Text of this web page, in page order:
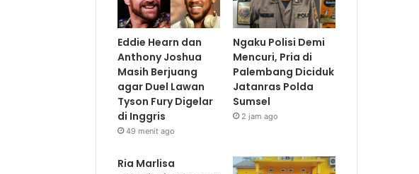
Eddie Hearn dan
Anthony Joshua
Masih Berjuang
agar Duel Lawan
Tyson Fury Digelar
di Inggris
49 menit ago
Ngaku Polisi Demi
Mencuri, Pria di
Palembang Diciduk
Jatanras Polda
Sumsel
2 jam ago
Ria Marlisa